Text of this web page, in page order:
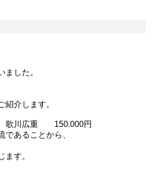
ました。
紹介します。
歌川広重 150.000円
あることから、
ます。